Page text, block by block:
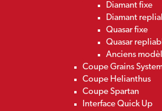
Diamant fixe
Diamant
Quasar fixe
Quasar
Anciens
Coupe Grains
Coupe Helianthus
Coupe Spartan
Interface Quick Up